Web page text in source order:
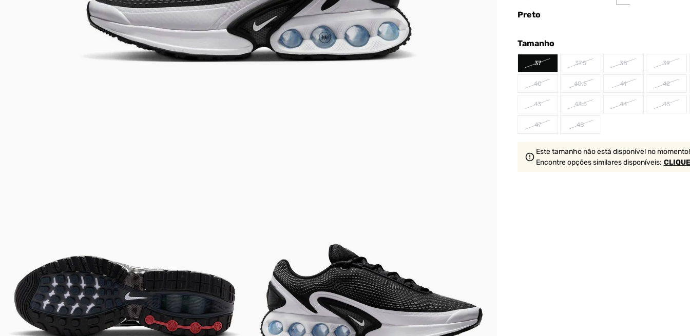
Preto
Tamanho
37 37.5 38 39
40 40.5 41 42
43 43.5 44 45
47 48
Este tamanho não está disponível no momento!
Encontre opções similaresdisponíveis: